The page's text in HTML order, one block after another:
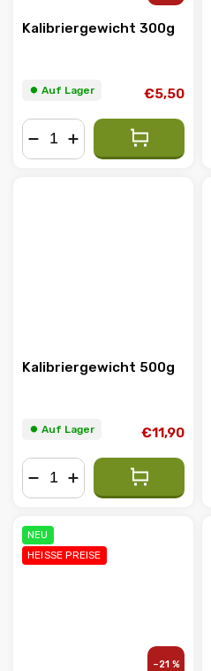
Kalibriergewicht 300g
⏺︎ Auf Lager €5,50
Kalibriergewicht 500g
⏺︎ Auf Lager €11,90
NEU
HEISSE PREISE
–21 %